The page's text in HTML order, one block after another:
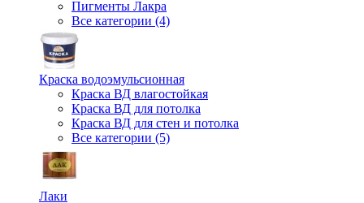
Пигменты Лакра
Все категории (4)
Краска водоэмульсионная
Краска ВД влагостойкая
Краска ВД для потолка
Краска ВД для стен и потолка
Все категории (5)
Лаки